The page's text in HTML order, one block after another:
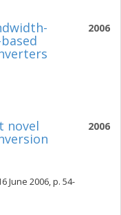
2006
2006
novel
June 2006, p. 54-